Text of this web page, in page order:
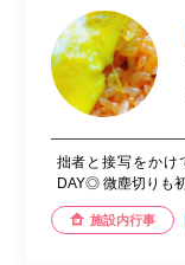
拙者と接写をかけ
DAY◎ 微塵切りも
施設内行事